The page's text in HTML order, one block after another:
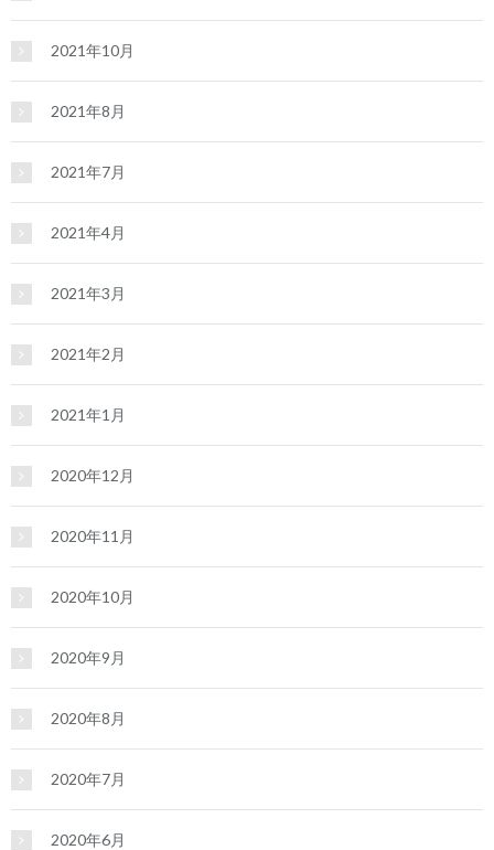
2021年10月
2021年8月
2021年7月
2021年4月
2021年3月
2021年2月
2021年1月
2020年12月
2020年11月
2020年10月
2020年9月
2020年8月
2020年7月
2020年6月